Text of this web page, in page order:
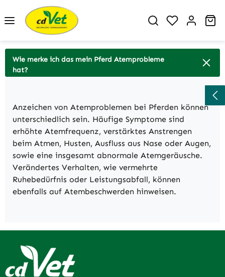
Zum Hauptinhalt springen
Du hast 0
Wie merke ich das mein Pferd Atemprobleme
hat?
Anzeichen von Atemproblemen bei Pferden können
unterschiedlich sein. Häufige Symptome sind
erhöhte Atemfrequenz, verstärktes Anstrengen
beim Atmen, Husten, Ausfluss aus Nase oder Augen,
sowie eine insgesamt abnormale Atemgeräusche.
Verändertes Verhalten, wie vermehrte
Ruhebedürfnis oder Leistungsabfall, können
ebenfalls auf Atembeschwerden hinweisen.